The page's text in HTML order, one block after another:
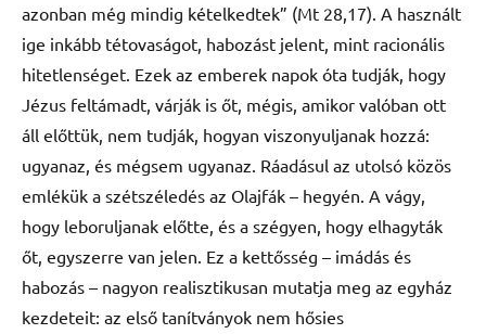
azonban még mindig kételkedtek” (Mt 28,17). A használt
ige inkább tétovaságot, habozást jelent, mint racionális
hitetlenséget. Ezek az emberek napok óta tudják, hogy
Jézus feltámadt, várják is őt, mégis, amikor valóban ott
áll előttük, nem tudják, hogyan viszonyuljanak hozzá:
ugyanaz, és mégsem ugyanaz. Ráadásul az utolsó közös
emlékük a szétszéledés az Olajfák – hegyén. A vágy,
hogy leboruljanak előtte, és a szégyen, hogy elhagyták
őt, egyszerre van jelen. Ez a kettősség – imádás és
habozás – nagyon realisztikusan mutatja meg az egyház
kezdeteit: az első tanítványok nem hősies